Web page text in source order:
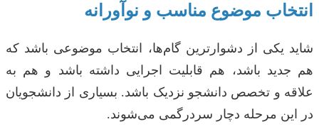
انتخاب موضوع مناسب و نوآورانه
شاید یکی از دشوارترین گام‌ها، انتخاب موضوعی باشد که
هم جدید باشد، هم قابلیت اجرایی داشته باشد و هم به
علاقه و تخصص دانشجو نزدیک باشد. بسیاری از دانشجویان
در این مرحله دچار سردرگمی می‌شوند.